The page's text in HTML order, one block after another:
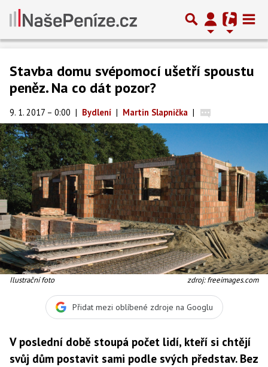
Stavba domu svépomocí ušetří spoustu
peněz. Na co dát pozor?
9. 1. 2017 – 0:00 | Bydlení | Martin Slapnička |
Ilustrační foto zdroj: freeimages.com
Přidat mezi oblíbené zdroje na Googlu
V poslední době stoupá počet lidí, kteří si chtějí
svůj dům postavit sami podle svých představ. Bez